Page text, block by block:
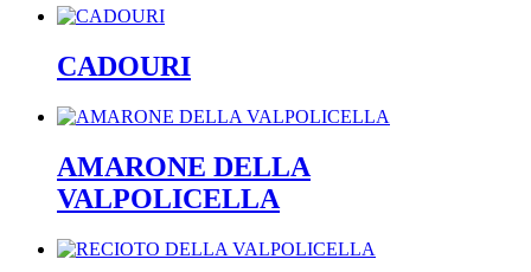
CADOURI
AMARONE DELLA
VALPOLICELLA